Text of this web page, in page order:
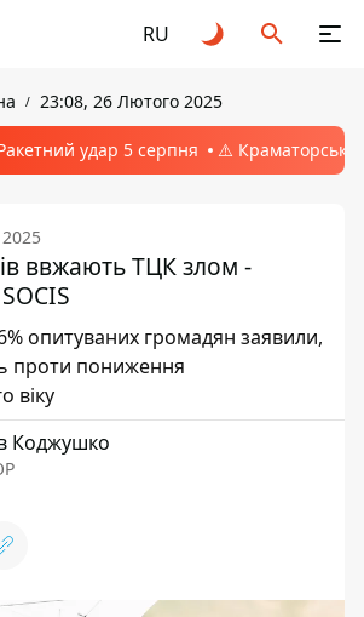
RU
23:08, 26 Лютого 2025
удар 5 серпня ⚠️ Краматорськ,
ввжають ТЦК злом -
опитуваних громадян заявили,
проти пониження
віку
Коджушко